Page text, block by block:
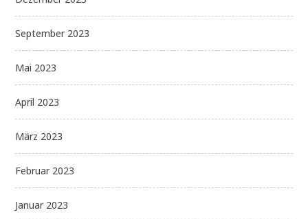
September 2023
Mai 2023
April 2023
März 2023
Februar 2023
Januar 2023